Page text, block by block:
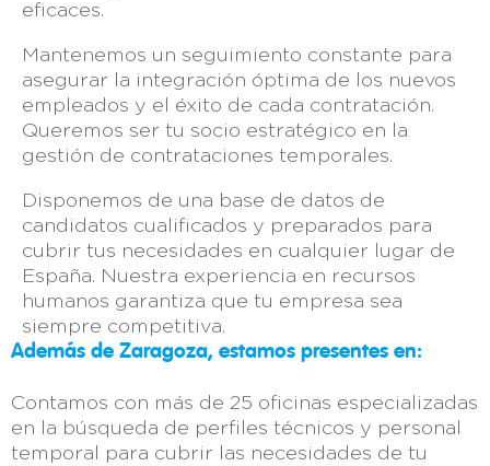
eficaces.
Mantenemos un seguimiento constante para
asegurar la integración óptima de los nuevos
empleados y el éxito de cada contratación.
Queremos ser tu socio estratégico en la
gestión de contrataciones temporales.
Disponemos de una base de datos de
candidatos cualificados y preparados para
cubrir tus necesidades en cualquier lugar de
España. Nuestra experiencia en recursos
humanos garantiza que tu empresa sea
siempre competitiva.
Además de Zaragoza, estamos presentes en:
Contamos con más de 25 oficinas especializadas
en la búsqueda de perfiles técnicos y personal
temporal para cubrir las necesidades de tu